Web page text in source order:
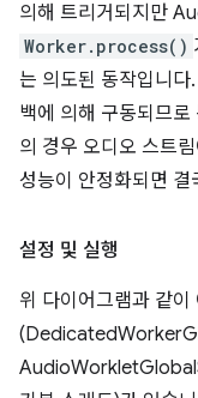
의해 트리거되지만
Worker.process()
는 의도된 동작입니
백에 의해 구동되므
의 경우 오디오 스트
성능이 안정화되면 결
설정 및 실행
위 다이어그램과 같